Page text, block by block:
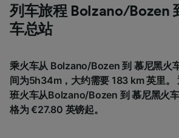
列车旅程 Bolzano/Bozen
车总站
乘火车从 Bolzano/Bozen 到 慕尼黑火
间为5h34m，大约需要 183 km 英里。
班火车从Bolzano/Bozen 到 慕尼黑火
格为 €27.80 英镑起。